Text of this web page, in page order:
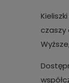
czaszy